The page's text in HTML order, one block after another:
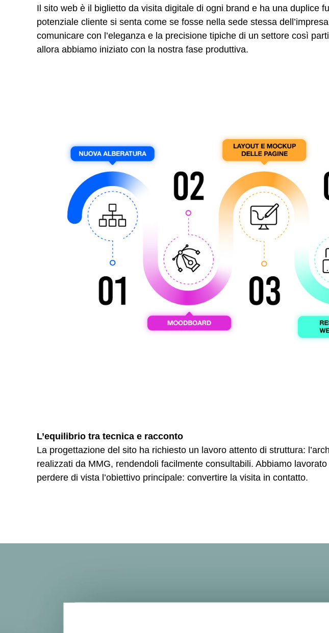
Il sito web è il biglietto da visita digitale di ogni brand e ha una duplice
potenziale cliente si senta come se fosse nella sede stessa
comunicare con l’eleganza e la precisione tipiche di un settore così
allora abbiamo iniziato con la nostra fase produttiva.
L’equilibrio tra tecnica e racconto
La progettazione del sito ha richiesto un lavoro attento di struttura:
realizzati da MMG, rendendoli facilmente consultabili. Abbiamo
perdere di vista l’obiettivo principale: convertire la visita in contatto.